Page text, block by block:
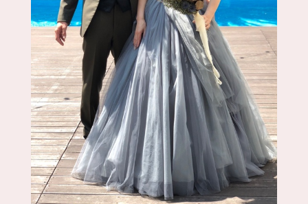
業者の方も花婿花嫁様、ご親族の方
YUiMA公式LINEを登録して、
気軽にお問い合わせください。